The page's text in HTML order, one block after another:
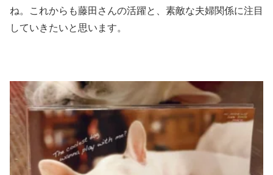
ね。これからも藤田さんの活躍と、素敵な夫婦関係に注目
していきたいと思います。